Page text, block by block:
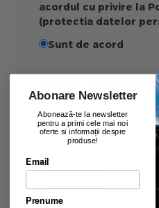
acordul cu privire la
(protectia datelor
Sunt de acord
Abonare Newsletter
Abonează-te la newsletter
pentru a primi cele mai noi
oferte si informații despre
produse!
Email
Prenume